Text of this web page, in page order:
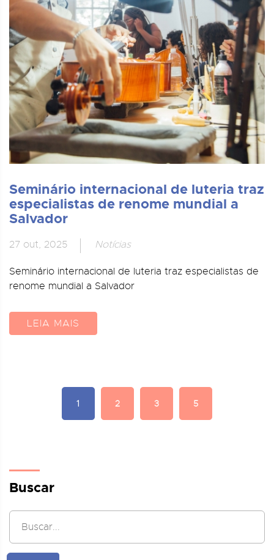
Seminário internacional de luteria traz
especialistas de renome mundial a
Salvador
27 out, 2025 Notícias
Seminário internacional de luteria traz especialistas de
renome mundial a Salvador
LEIA MAIS
1 2 3 5
Buscar